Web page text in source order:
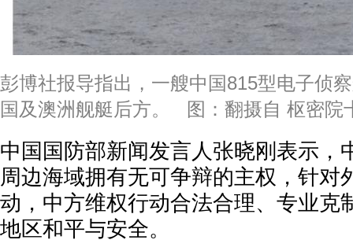
彭博社报导指出，一艘中国815型电子侦
国及澳洲舰艇后方。 图：翻摄自 枢密院
中国国防部新闻发言人张晓刚表示，
周边海域拥有无可争辩的主权，针对
动，中方维权行动合法合理、专业克
地区和平与安全。